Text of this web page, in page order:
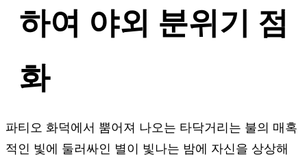
하여 야외 분위기 점
화
파티오 화덕에서 뿜어져 나오는 타닥거리는 불의 매혹
적인 빛에 둘러싸인 별이 빛나는 밤에 자신을 상상해